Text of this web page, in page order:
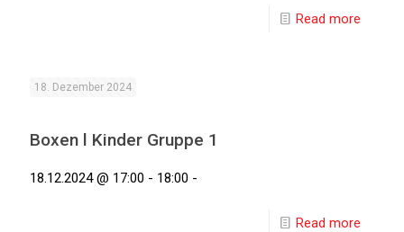
Read more
18. Dezember 2024
Boxen l Kinder Gruppe 1
18.12.2024 @ 17:00 - 18:00 -
Read more